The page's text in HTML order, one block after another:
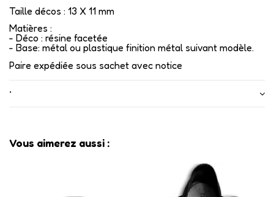
Taille décos : 13 X 11 mm
Matières :
- Déco : résine facetée
- Base: métal ou plastique finition métal suivant modèle.
Paire expédiée sous sachet avec notice
•
Vous aimerez aussi :